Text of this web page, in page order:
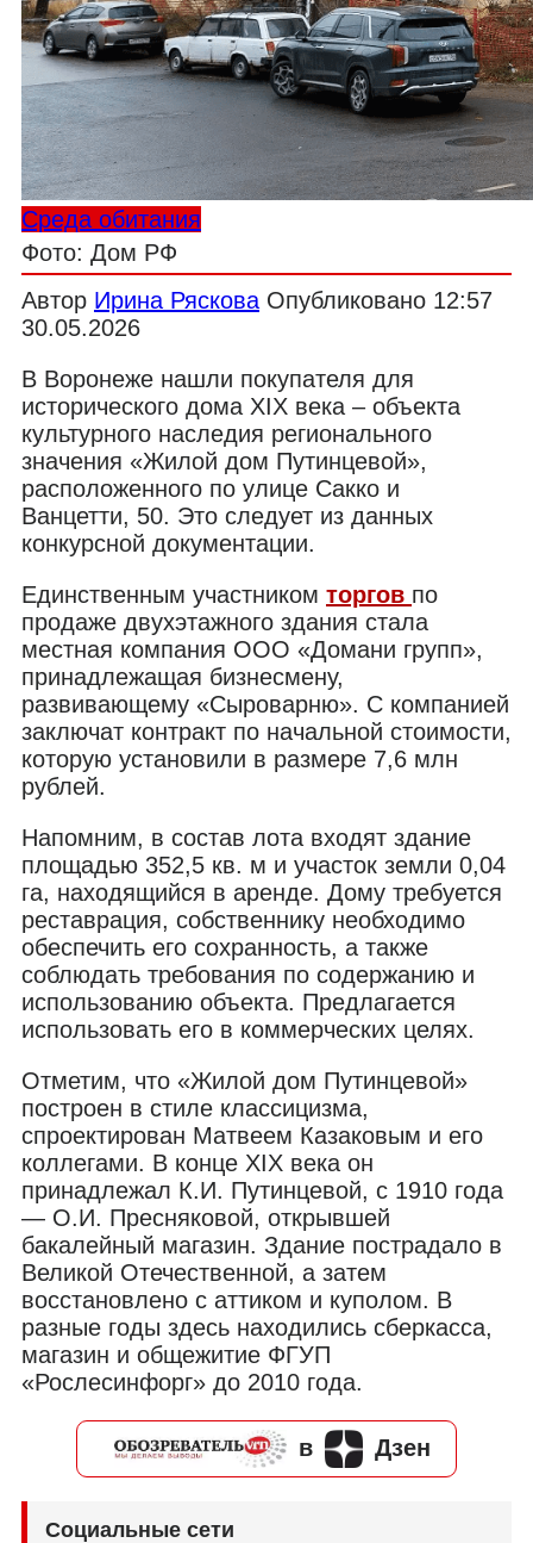
Среда обитания
Фото: Дом РФ
Автор Ирина Ряскова Опубликовано 12:57
30.05.2026
В Воронеже нашли покупателя для
исторического дома XIX века – объекта
культурного наследия регионального
значения «Жилой дом Путинцевой»,
расположенного по улице Сакко и
Ванцетти, 50. Это следует из данных
конкурсной документации.
Единственным участником торгов по
продаже двухэтажного здания стала
местная компания ООО «Домани групп»,
принадлежащая бизнесмену,
развивающему «Сыроварню». С компанией
заключат контракт по начальной стоимости,
которую установили в размере 7,6 млн
рублей.
Напомним, в состав лота входят здание
площадью 352,5 кв. м и участок земли 0,04
га, находящийся в аренде. Дому требуется
реставрация, собственнику необходимо
обеспечить его сохранность, а также
соблюдать требования по содержанию и
использованию объекта. Предлагается
использовать его в коммерческих целях.
Отметим, что «Жилой дом Путинцевой»
построен в стиле классицизма,
спроектирован Матвеем Казаковым и его
коллегами. В конце XIX века он
принадлежал К.И. Путинцевой, с 1910 года
— О.И. Пресняковой, открывшей
бакалейный магазин. Здание пострадало в
Великой Отечественной, а затем
восстановлено с аттиком и куполом. В
разные годы здесь находились сберкасса,
магазин и общежитие ФГУП
«Рослесинфорг» до 2010 года.
в Дзен
Социальные сети